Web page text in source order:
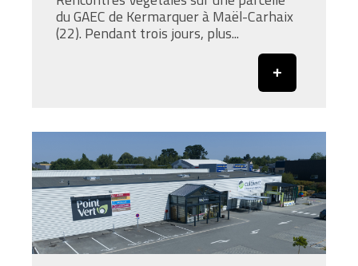
du GAEC de Kermarquer à Maël-Carhaix
(22). Pendant trois jours, plus...